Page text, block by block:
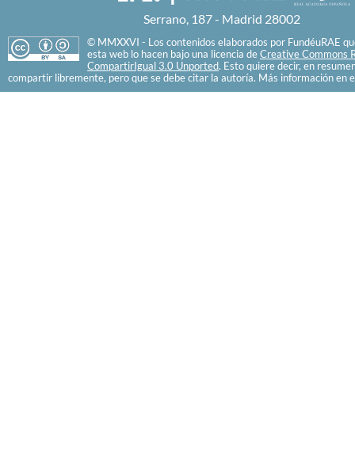
Serrano, 187 - Madrid 28002
© MMXXVI - Los contenidos elaborados por FundéuRAE
esta web lo hacen bajo una licencia de Creative Commons
CompartirIgual 3.0 Unported. Esto quiere decir, en
compartir libremente, pero que se debe citar la autoría. Más información en